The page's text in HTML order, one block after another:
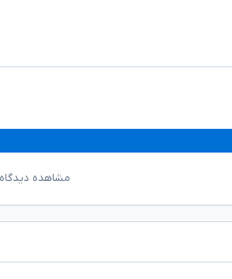
مشاهده